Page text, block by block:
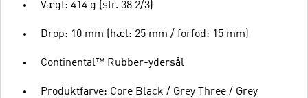
Vægt: 414 g (str. 38 2/3)
Drop: 10 mm (hæl: 25 mm / forfod: 15 mm)
Continental™ Rubber-ydersål
Produktfarve: Core Black / Grey Three / Grey